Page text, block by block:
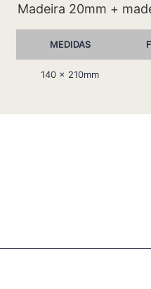
Madeira 20mm +
MEDIDAS
140 x 210mm